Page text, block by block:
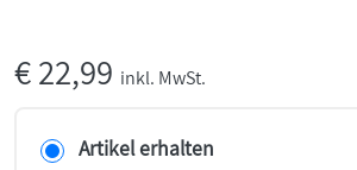
€22,99 inkl. MwSt.
Artikel erhalten